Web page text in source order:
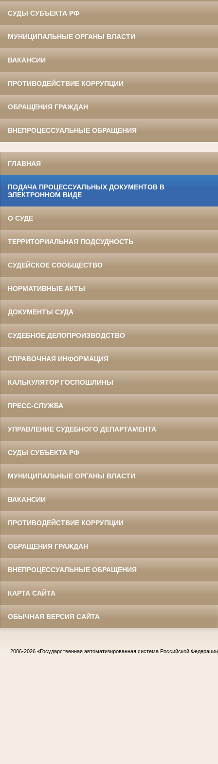
СУДЫ СУБЪЕКТА РФ
МУНИЦИПАЛЬНЫЕ ОРГАНЫ ВЛАСТИ
ВАКАНСИИ
ПРОТИВОДЕЙСТВИЕ КОРРУПЦИИ
ОБРАЩЕНИЯ ГРАЖДАН
ВНЕПРОЦЕССУАЛЬНЫЕ ОБРАЩЕНИЯ
ГЛАВНАЯ
ПОДАЧА ПРОЦЕССУАЛЬНЫХ ДОКУМЕНТОВ В
ЭЛЕКТРОННОМ ВИДЕ
О СУДЕ
ТЕРРИТОРИАЛЬНАЯ ПОДСУДНОСТЬ
СУДЕЙСКОЕ СООБЩЕСТВО
НОРМАТИВНЫЕ АКТЫ
ДОКУМЕНТЫ СУДА
СУДЕБНОЕ ДЕЛОПРОИЗВОДСТВО
СПРАВОЧНАЯ ИНФОРМАЦИЯ
КАЛЬКУЛЯТОР ГОСПОШЛИНЫ
ПРЕСС-СЛУЖБА
УПРАВЛЕНИЕ СУДЕБНОГО ДЕПАРТАМЕНТА
СУДЫ СУБЪЕКТА РФ
МУНИЦИПАЛЬНЫЕ ОРГАНЫ ВЛАСТИ
ВАКАНСИИ
ПРОТИВОДЕЙСТВИЕ КОРРУПЦИИ
ОБРАЩЕНИЯ ГРАЖДАН
ВНЕПРОЦЕССУАЛЬНЫЕ ОБРАЩЕНИЯ
КАРТА САЙТА
ОБЫЧНАЯ ВЕРСИЯ САЙТА
2006-2026 «Государственная автоматизированная система Российской